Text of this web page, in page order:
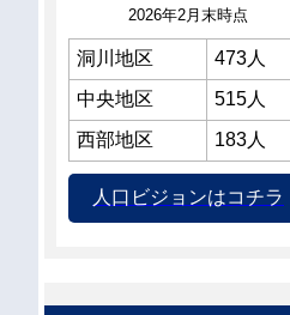
2026年2月末時点
洞川地区
473人
中央地区
515人
西部地区
183人
人口ビジョンはコチラ